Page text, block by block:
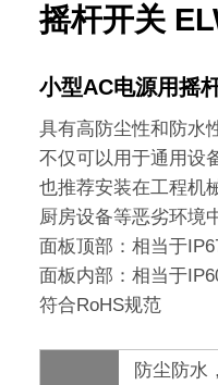
摇杆开关
小型AC电源用摇
具有高防尘性和防水
不仅可以用于通用设
也推荐安装在工程机
厨房设备等恶劣环境
面板顶部：相当于
面板内部：相当于
符合RoHS规范
防尘防水